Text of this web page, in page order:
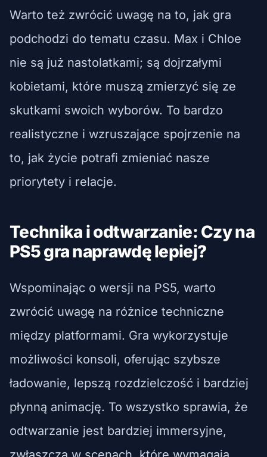
Warto też zwrócić uwagę na to, jak gra
podchodzi do tematu czasu. Max i Chloe
nie są już nastolatkami; są dojrzałymi
kobietami, które muszą zmierzyć się ze
skutkami swoich wyborów. To bardzo
realistyczne i wzruszające spojrzenie na
to, jak życie potrafi zmieniać nasze
priorytety i relacje.
Technika i odtwarzanie: Czy na
PS5 gra naprawdę lepiej?
Wspominając o wersji na PS5, warto
zwrócić uwagę na różnice techniczne
między platformami. Gra wykorzystuje
możliwości konsoli, oferując szybsze
ładowanie, lepszą rozdzielczość i bardziej
płynną animację. To wszystko sprawia, że
odtwarzanie jest bardziej immersyjne,